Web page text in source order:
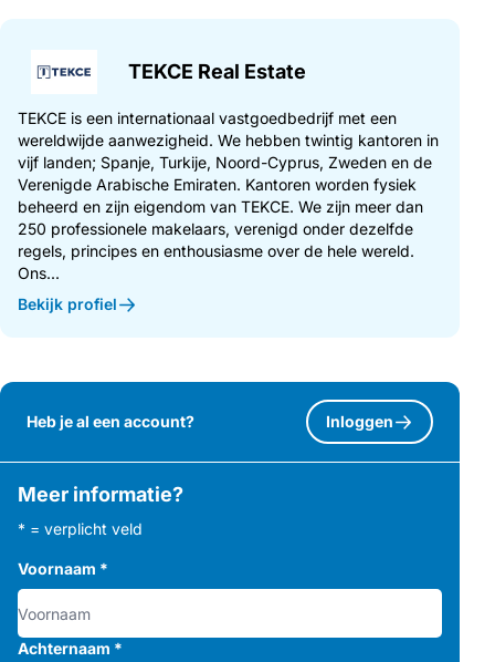
TEKCE Real Estate
TEKCE is een internationaal vastgoedbedrijf met een
wereldwijde aanwezigheid. We hebben twintig kantoren in
vijf landen; Spanje, Turkije, Noord-Cyprus, Zweden en de
Verenigde Arabische Emiraten. Kantoren worden fysiek
beheerd en zijn eigendom van TEKCE. We zijn meer dan
250 professionele makelaars, verenigd onder dezelfde
regels, principes en enthousiasme over de hele wereld.
Ons...
Bekijk profiel
Heb je al een account? Inloggen
Meer informatie?
* = verplicht veld
Voornaam *
Achternaam *